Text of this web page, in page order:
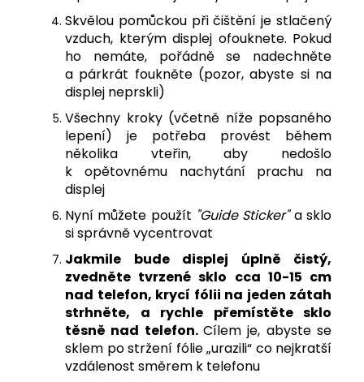
Skvělou pomůckou při čištění je stlačený
vzduch, kterým displej ofouknete. Pokud
ho nemáte, pořádně se nadechněte
a párkrát foukněte (pozor, abyste si na
displej neprskli)
Všechny kroky (včetně níže popsaného
lepení) je potřeba provést během
několika vteřin, aby nedošlo
k opětovnému nachytání prachu na
displej
Nyní můžete použít "Guide Sticker"a sklo
si správně vycentrovat
Jakmile bude displej úplně čistý,
zvedněte tvrzené sklo cca 10-15 cm
nad telefon, krycí fólii na jeden zátah
strhněte, a rychle přemístěte sklo
těsně nad telefon. Cílem je, abyste se
sklem po stržení fólie „urazili“ co nejkratší
vzdálenost směrem k telefonu